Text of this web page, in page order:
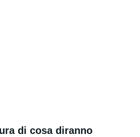
di cosa diranno